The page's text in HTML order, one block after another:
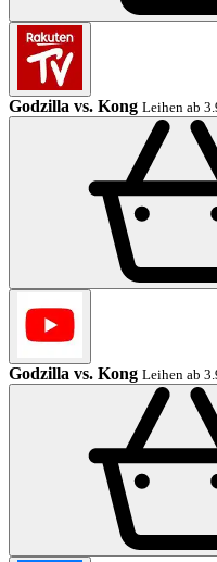
Godzilla vs. Kong Leihen ab
Godzilla vs. Kong Leihen ab